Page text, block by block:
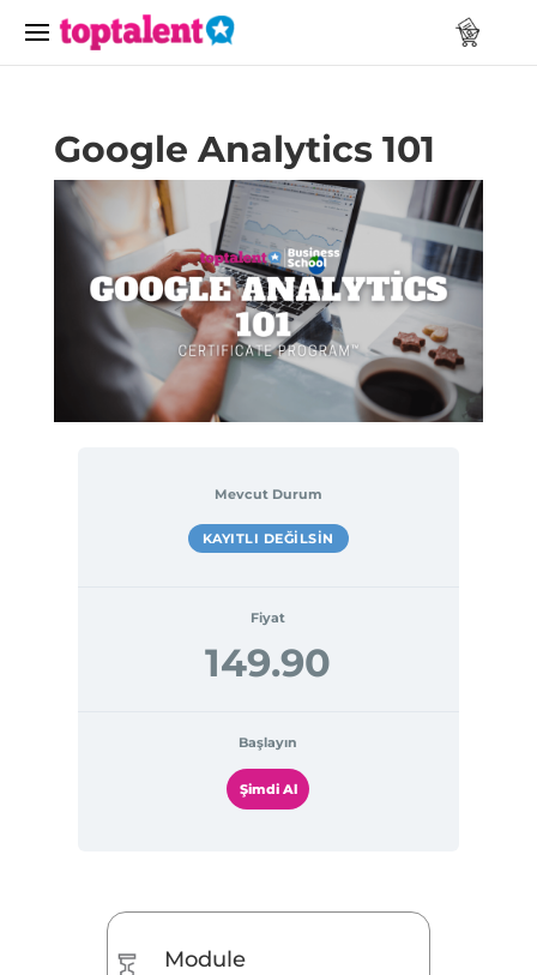
Google Analytics 101
Mevcut Durum
KAYITLI DEĞILSIN
Fiyat
149.90
Başlayın
Şimdi Al
Module